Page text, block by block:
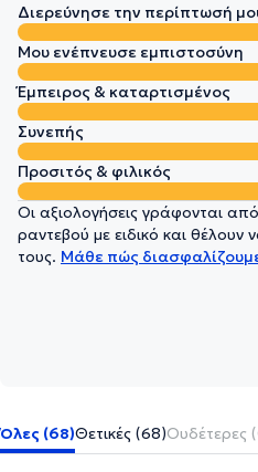
Διερεύνησε την περίπτωσή
Μου ενέπνευσε εμπιστοσύνη
Έμπειρος & καταρτισμένος
Συνεπής
Προσιτός & φιλικός
Οι αξιολογήσεις γράφονται
ραντεβού με ειδικό και θέλουν
τους. Μάθε πώς
Όλες (68)Θετικές (68)Ουδέτερες